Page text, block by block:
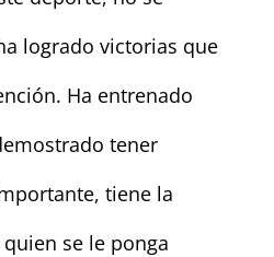
logrado victorias que
Ha entrenado
tener
tiene la
se le ponga